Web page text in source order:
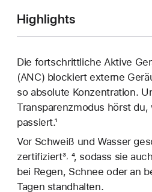
Highlights
Die fortschrittliche Aktive
(ANC) blockiert externe
so absolute Konzentration.
Transparenzmodus hörst
passiert.¹
Vor Schweiß und Wasser
zertifiziert³˒ ⁴, sodass sie
bei Regen, Schnee oder an
Tagen standhalten.